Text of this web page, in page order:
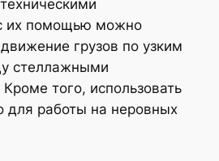
их помощью можно
грузов по узким
стеллажными
того, использовать
для работы на неровных